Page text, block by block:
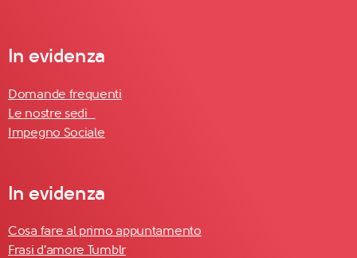
In evidenza
Domande frequenti
Le nostre sedi
Impegno Sociale
In evidenza
Cosa fare al primo appuntamento
Frasi d'amore Tumblr